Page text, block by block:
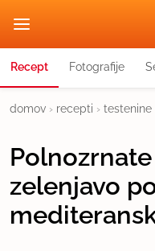
Recept Fotografije
domov › recepti › testenine
zelenjavo